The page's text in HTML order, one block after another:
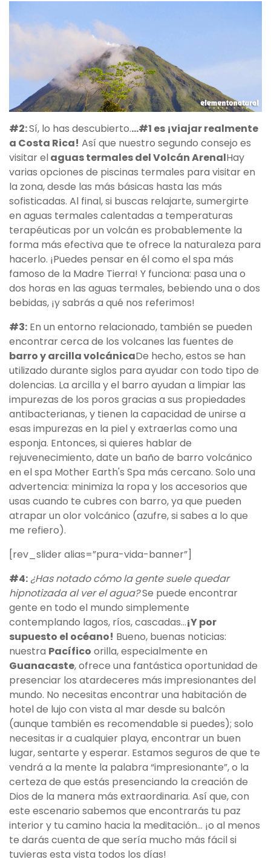
#2:Sí, lo has descubierto.…#1 es ¡viajar realmente
a Costa Rica! Así que nuestro segundo consejo es
visitar elaguas termales del Volcán ArenalHay
varias opciones de piscinas termales para visitar en
la zona, desde las más básicas hasta las más
sofisticadas. Al final, si buscas relajarte, sumergirte
en aguas termales calentadas a temperaturas
terapéuticas por un volcán es probablemente la
forma más efectiva que te ofrece la naturaleza para
hacerlo. ¡Puedes pensar en él como el spa más
famoso de la Madre Tierra! Y funciona: pasa una o
dos horas en las aguas termales, bebiendo una o dos
bebidas, ¡y sabrás a qué nos referimos!
#3: En un entorno relacionado, también se pueden
encontrar cerca de los volcanes las fuentes de
barro y arcilla volcánicaDe hecho, estos se han
utilizado durante siglos para ayudar con todo tipo de
dolencias. La arcilla y el barro ayudan a limpiar las
impurezas de los poros gracias a sus propiedades
antibacterianas, y tienen la capacidad de unirse a
esas impurezas en la piel y extraerlas como una
esponja. Entonces, si quieres hablar de
rejuvenecimiento, date un baño de barro volcánico
en el spa Mother Earth's Spa más cercano. Solo una
advertencia: minimiza la ropa y los accesorios que
usas cuando te cubres con barro, ya que pueden
atrapar un olor volcánico (azufre, si sabes a lo que
me refiero).
[rev_slider alias=”pura-vida-banner”]
#4: ¿Has notado cómo la gente suele quedar
hipnotizada al ver el agua?Se puede encontrar
gente en todo el mundo simplemente
contemplando lagos, ríos, cascadas…¡Y por
supuesto el océano! Bueno, buenas noticias:
nuestra Pacífico orilla, especialmente en
Guanacaste, ofrece una fantástica oportunidad de
presenciar los atardeceres más impresionantes del
mundo. No necesitas encontrar una habitación de
hotel de lujo con vista al mar desde su balcón
(aunque también es recomendable si puedes); solo
necesitas ir a cualquier playa, encontrar un buen
lugar, sentarte y esperar. Estamos seguros de que te
vendrá a la mente la palabra “impresionante”, o la
certeza de que estás presenciando la creación de
Dios de la manera más extraordinaria. Así que, con
este escenario sabemos que encontrarás tu paz
interior y tu camino hacia la meditación… ¡o al menos
te darás cuenta de que sería mucho más fácil si
tuvieras esta vista todos los días!